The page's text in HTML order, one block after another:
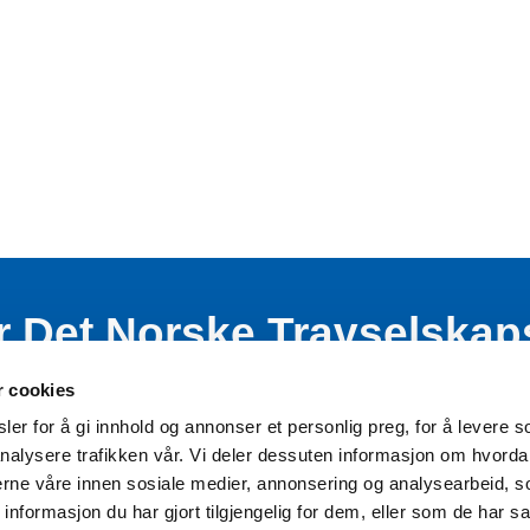
cookies
for å gi innhold og annonser et personlig preg, for å levere
trafikken vår. Vi deler dessuten informasjon om
våre innen sosiale medier, annonsering og analysearbeid,
du har gjort tilgjengelig for dem, eller som de har
Det Norske
virksomhet blant